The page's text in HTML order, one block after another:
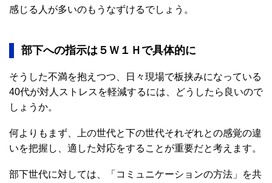
感じる人が多いのもうなずけるでしょう。
部下への指示は５Ｗ１Ｈで具体的に
そうした不満を抱えつつ、日々現場で板挟みになっている
40代が対人ストレスを軽減するには、どうしたら良いので
しょうか。
何よりもまず、上の世代と下の世代それぞれとの感覚の違
いを把握し、適した対応をすることが重要だと考えます。
部下世代に対しては、「コミュニケーションの方法」を共